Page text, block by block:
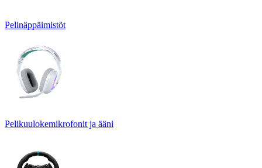
Pelinäppäimistöt
Pelikuulokemikrofonit ja ääni